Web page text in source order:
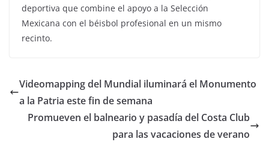
deportiva que combine el apoyo a la Selección
Mexicana con el béisbol profesional en un mismo
recinto.
Videomapping del Mundial iluminará el Monumento
a la Patria este fin de semana
Promueven el balneario y pasadía del Costa Club
para las vacaciones de verano